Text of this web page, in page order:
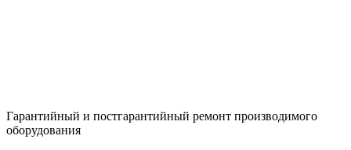
Гарантийный и постгарантийный ремонт производимого
оборудования